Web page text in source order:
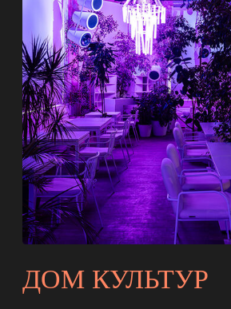
РОЖДЕСТВО
ПРОЕКТИРУЕМ МУЗЕИ ТАК, ЧТОБЫ
МУЛЬТИМЕДИА НЕ ЗАМЕНЯЛА ЭКСПОНАТЫ,
А ОРГАНИЧНО ДОПОЛНЯЛА
И ВСТРАИВАЛАСЬ В ПРОСТРАНСТВО.